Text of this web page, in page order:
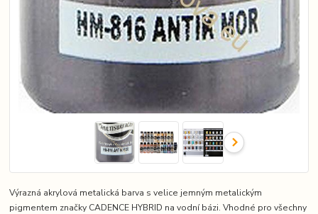
Výrazná akrylová metalická barva s velice jemným metalickým
pigmentem značky CADENCE HYBRID na vodní bázi. Vhodné pro všechny